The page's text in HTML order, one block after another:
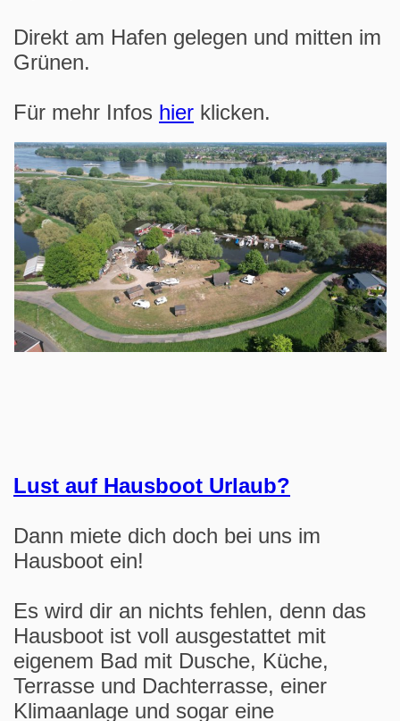
Direkt am Hafen gelegen und mitten im
Grünen.
Für mehr Infos hier klicken.
Lust auf Hausboot Urlaub?
Dann miete dich doch bei uns im
Hausboot ein!
Es wird dir an nichts fehlen, denn das
Hausboot ist voll ausgestattet mit
eigenem Bad mit Dusche, Küche,
Terrasse und Dachterrasse, einer
Klimaanlage und sogar eine